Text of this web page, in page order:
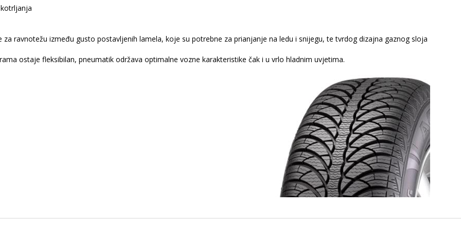
ravnotežu između gusto postavljenih lamela, koje su potrebne za prianjanje na ledu i snijegu, te tvrdog dizajna gaznog sloja
ostaje fleksibilan, pneumatik održava optimalne vozne karakteristike čak i u vrlo hladnim uvjetima.